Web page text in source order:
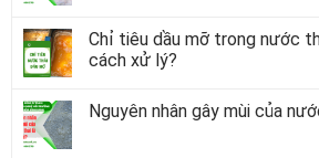
Chỉ tiêu dầu mỡ trong nước
cách xử lý?
Nguyên nhân gây mùi của